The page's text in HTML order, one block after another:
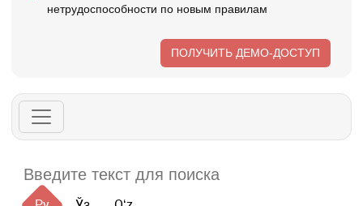
нетрудоспособности по новым правилам
ПОЛУЧИТЬ ДЕМО-ДОСТУП